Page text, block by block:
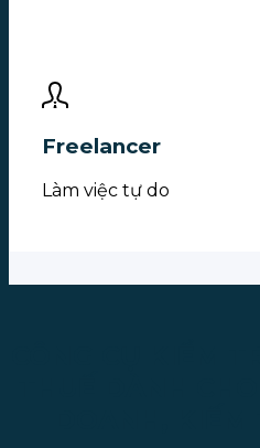
Freelancer
Làm việc tự do